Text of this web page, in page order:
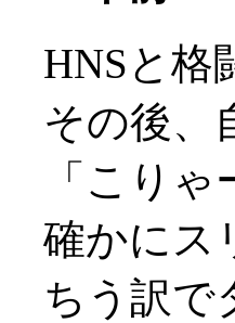
HNSと
その後、
「こり
確かにス
ちう訳で